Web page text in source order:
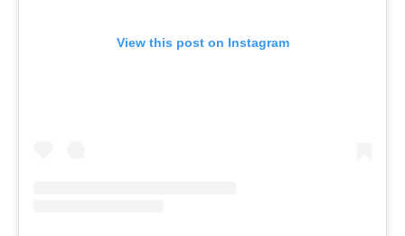
View this post on Instagram